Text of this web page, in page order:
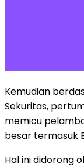
Kemudian
Sekuritas,
memicu
besar termasuk
Hal ini didorong